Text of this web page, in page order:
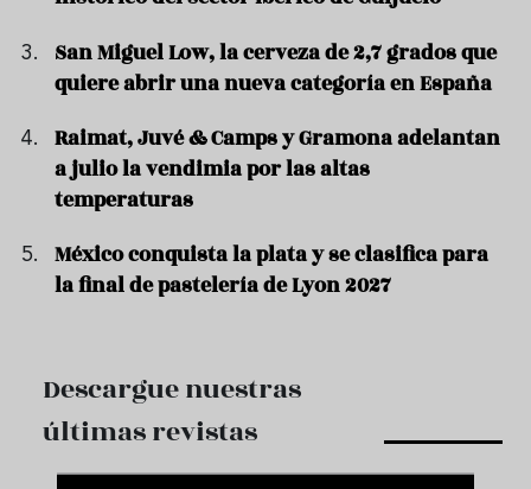
San Miguel Low, la cerveza de 2,7 grados que
quiere abrir una nueva categoría en España
Raimat, Juvé & Camps y Gramona adelantan
a julio la vendimia por las altas
temperaturas
México conquista la plata y se clasifica para
la final de pastelería de Lyon 2027
Descargue nuestras
últimas revistas